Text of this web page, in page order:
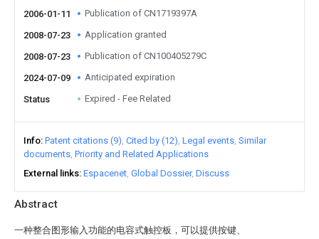
Abstract
一种整合图形输入功能的电容式触控板，可以提供按键、
2006-01-11 Publication of CN1719397A
2008-07-23 Application granted
2008-07-23 Publication of CN100405279C
2024-07-09 Anticipated expiration
Status Expired - Fee Related
Info Patent citations (9) Cited by (12) Legal events Similar
documents Priority and Related Applications
External links Espacenet Global Dossier Discuss